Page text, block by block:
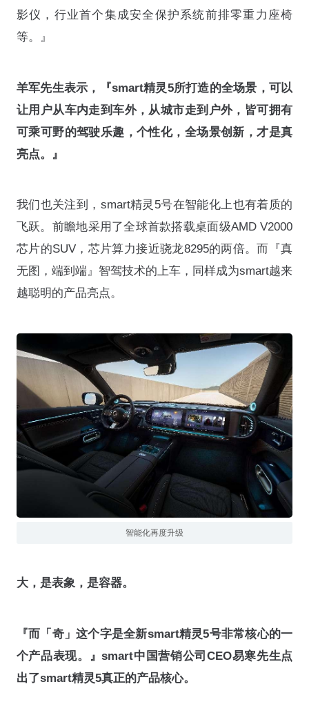
影仪，行业首个集成安全保护系统前排零重力座椅
等。』
羊军先生表示，『smart精灵5所打造的全场景，可以
让用户从车内走到车外，从城市走到户外，皆可拥有
可乘可野的驾驶乐趣，个性化，全场景创新，才是真
亮点。』
我们也关注到，smart精灵5号在智能化上也有着质的
飞跃。前瞻地采用了全球首款搭载桌面级AMD V2000
芯片的SUV，芯片算力接近骁龙8295的两倍。而『真
无图，端到端』智驾技术的上车，同样成为smart越来
越聪明的产品亮点。
智能化再度升级
大，是表象，是容器。
『而「奇」这个字是全新smart精灵5号非常核心的一
个产品表现。』smart中国营销公司CEO易寒先生点
出了smart精灵5真正的产品核心。